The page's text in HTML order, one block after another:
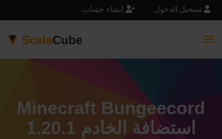
تسجيل الدخول إنشاء حساب
ScalaCube
Minecraft Bungeecord
1.20.1 استضافة الخادم